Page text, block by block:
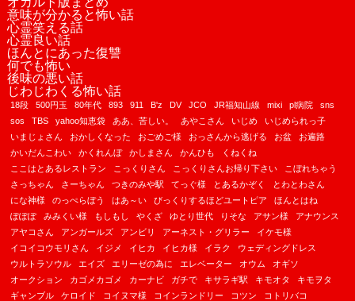
意味が分かると怖い話
心霊笑える話
心霊良い話
ほんとにあった復讐
何でも怖い
後味の悪い話
じわじわくる怖い話
18段 500円玉 80年代 893 911 B'z DV JCO JR福知山線 mixi pl病院
sns
sos
TBS yahoo知恵袋 ああ、苦しい。 あやこさん いじめ
いじめられっ子
いまじょさん
おかしくなった おごめご様 おっさんから逃げる お盆
お遍路
かいだんこわい
かくれんぼ かしまさん かんひも
くねくね
ここはとあるレストラン
こっくりさん こっくりさんお帰り下さい
こぼれちゃう
さっちゃん
さーちゃん つきのみや駅 てっぐ様 とあるかぞく
とわとわさん
にな神様
のっぺらぼう はあ～い びっくりするほどユートピア
ほんとはね
ぽぽぽ
みみくい様 もしもし やくざ ゆとり世代 りそな アサン様
アナウンス
アヤコさん
アンガールズ アンビリ アーネスト・グリラー
イケモ様
イコイコウモリさん
イジメ イヒカ イヒカ様 イラク
ウェディングドレス
ウルトラソウル
エイズ エリーゼの為に エレベーター オウム
オギソ
オークション
カゴメカゴメ カーナビ ガチで キサラギ駅 キモオタ
キモヲタ
ギャンブル
ケロイド コイヌマ様 コインランドリー コツン
コトリバコ